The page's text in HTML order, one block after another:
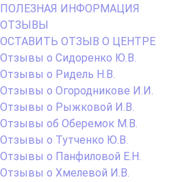
ПОЛЕЗНАЯ ИНФОРМАЦИЯ
ОТЗЫВЫ
ОСТАВИТЬ ОТЗЫВ О ЦЕНТРЕ
Отзывы о Сидоренко Ю.В.
Отзывы о Ридель Н.В.
Отзывы о Огородникове И.И.
Отзывы о Рыжковой И.В.
Отзывы об Оберемок М.В.
Отзывы о Тутченко Ю.В.
Отзывы о Панфиловой Е.Н.
Отзывы о Хмелевой И.В.